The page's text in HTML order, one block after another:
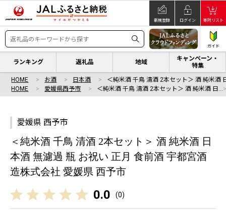
新規登録 ログイン 寄附リスト
ガイド
ランキング 返礼品 地域
キャンペーン・
特集
HOME お酒 日本酒
＜純米酒 千鳥 清酒 2本セット＞ 酒 純米酒
HOME
愛媛県西予市 ＜純米酒 千鳥 清酒 2本セット＞ 酒 純米酒 日…
愛媛県 西予市
＜純米酒 千鳥 清酒 2本セット＞ 酒 純米酒 日
本酒 無濾過 瓶 お祝い 正月 食前酒 宇都宮酒
造株式会社 愛媛県 西予市
0.0 (0)